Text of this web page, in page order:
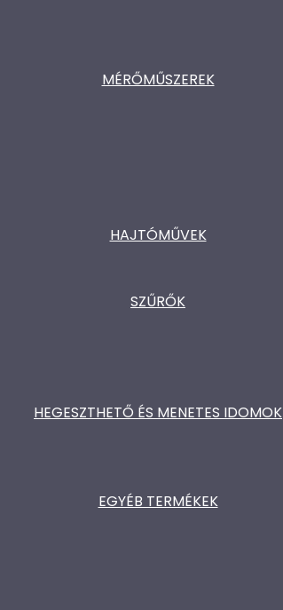
MÉRŐMŰSZEREK
HAJTÓMŰVEK
SZŰRŐK
HEGESZTHETŐ ÉS MENETES IDOMOK
EGYÉB TERMÉKEK